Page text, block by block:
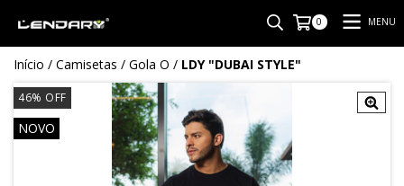
0 MENU
Início / Camisetas / Gola O / LDY "DUBAI STYLE"
46% OFF
NOVO